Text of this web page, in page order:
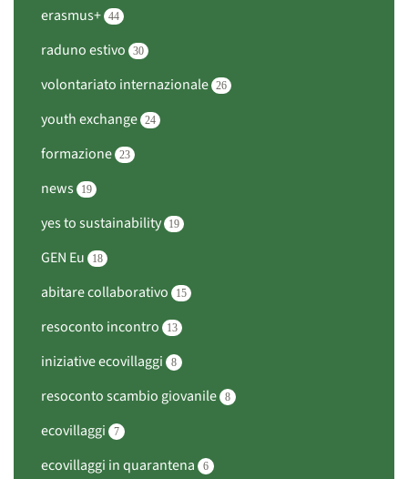
erasmus+ 44
raduno estivo 30
volontariato internazionale 26
youth exchange 24
formazione 23
news 19
yes to sustainability 19
GEN Eu 18
abitare collaborativo 15
resoconto incontro 13
iniziative ecovillaggi 8
resoconto scambio giovanile 8
ecovillaggi 7
ecovillaggi in quarantena 6